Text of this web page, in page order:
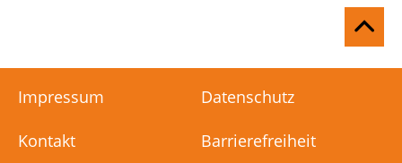
Impressum Datenschutz
Kontakt Barrierefreiheit